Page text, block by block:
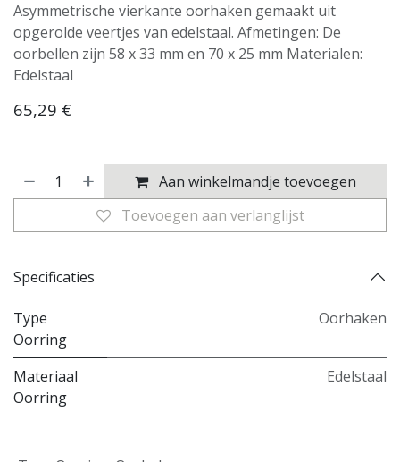
Asymmetrische vierkante oorhaken gemaakt uit
opgerolde veertjes van edelstaal. Afmetingen: De
oorbellen zijn 58 x 33 mm en 70 x 25 mm Materialen:
Edelstaal
65,29 €
Aan winkelmandje toevoegen
Toevoegen aan verlanglijst
Specificaties
Type
Oorring
Oorhaken
Materiaal
Oorring
Edelstaal